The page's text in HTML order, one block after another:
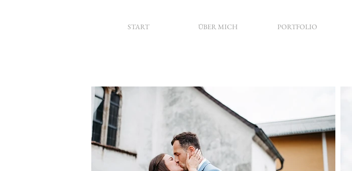
START ÜBER MICH PORTFOLIO